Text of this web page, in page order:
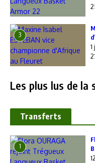
3
Les plus lus de la
Transferts
1